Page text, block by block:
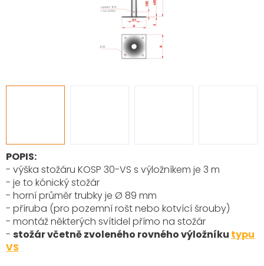
POPIS:
- výška stožáru KOSP 30-VS s výložníkem je 3 m
- je to kónický stožár
- horní průměr trubky je Ø 89 mm
- příruba (pro pozemní rošt nebo kotvící šrouby)
- montáž některých svítidel přímo na stožár
- stožár včetně zvoleného rovného výložníku typu
VS